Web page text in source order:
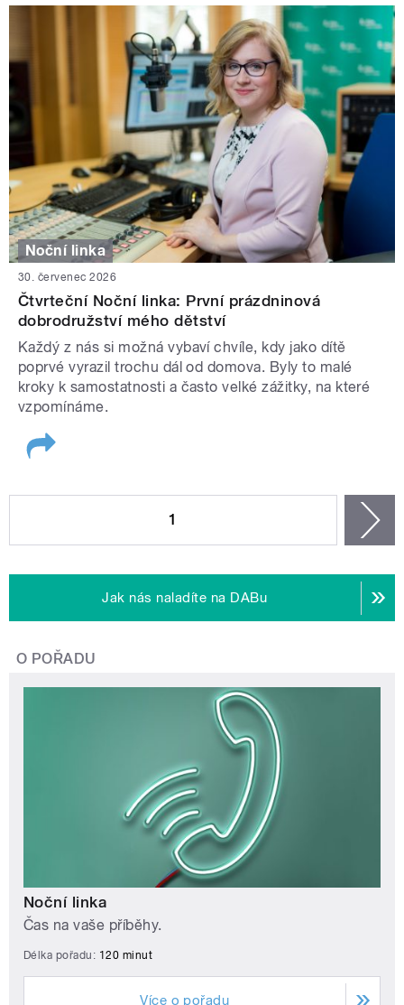
Noční linka
30. červenec 2026
Čtvrteční Noční linka: První prázdninová
dobrodružství mého dětství
Každý z nás si možná vybaví chvíle, kdy jako dítě
poprvé vyrazil trochu dál od domova. Byly to malé
kroky k samostatnosti a často velké zážitky, na které
vzpomínáme.
1
Jak nás naladíte na DABu
O POŘADU
Noční linka
Čas na vaše příběhy.
Délka pořadu: 120 minut
Více o pořadu